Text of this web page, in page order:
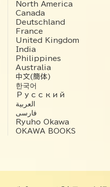
North America
Canada
Deutschland
France
United Kingdom
India
Philippines
Australia
中文(簡体)
한국어
Русский
العربية‏
فارسی
Ryuho Okawa
OKAWA BOOKS